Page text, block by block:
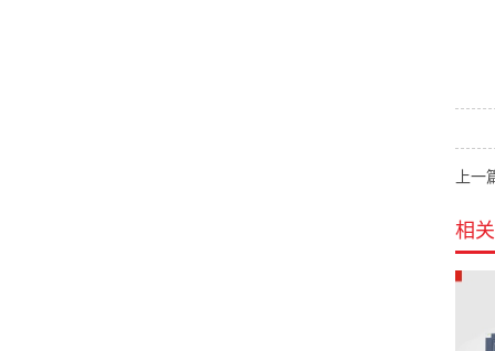
上一
相